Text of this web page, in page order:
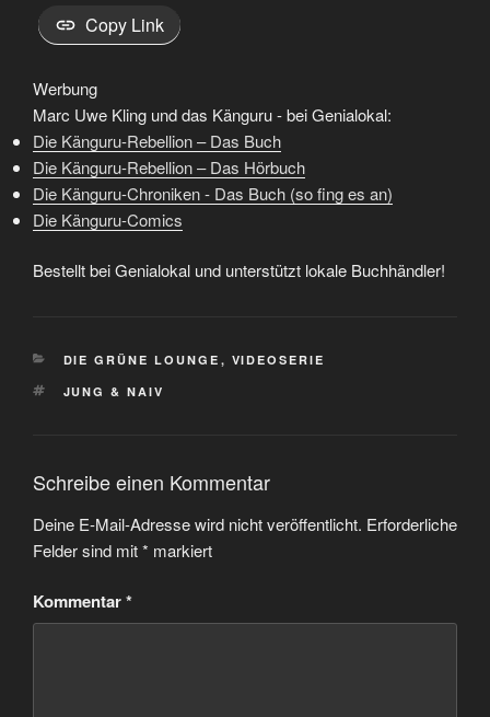
Copy Link
Werbung
Marc Uwe Kling und das Känguru - bei Genialokal:
Die Känguru-Rebellion – Das Buch
Die Känguru-Rebellion – Das Hörbuch
Die Känguru-Chroniken - Das Buch (so fing es an)
Die Känguru-Comics
Bestellt bei Genialokal und unterstützt lokale Buchhändler!
KATEGORIEN
DIE GRÜNE LOUNGE , VIDEOSERIE
SCHLAGWÖRTER
JUNG & NAIV
Schreibe einen Kommentar
Deine E-Mail-Adresse wird nicht veröffentlicht. Erforderliche
Felder sind mit* markiert
Kommentar*